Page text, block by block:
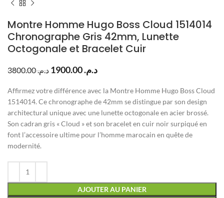
Montre Homme Hugo Boss Cloud 1514014
Chronographe Gris 42mm, Lunette
Octogonale et Bracelet Cuir
د.م.3800.00 د.م.
Affirmez votre différence avec la Montre Homme Hugo Boss Cloud
1514014. Ce chronographe de 42mm se distingue par son design
architectural unique avec une lunette octogonale en acier brossé.
Son cadran gris « Cloud » et son bracelet en cuir noir surpiqué en
font l’accessoire ultime pour l’homme marocain en quête de
modernité.
AJOUTER AU PANIER